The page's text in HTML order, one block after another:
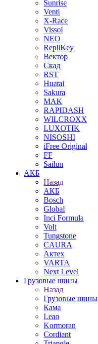
Sunrise
Venti
X-Race
Vissol
NEO
RepliKey
Вектор
Скад
RST
Huatai
Sakura
MAK
RAPIDASH
WILCROXX
LUXOTIK
NISOSHI
iFree Original
FF
Sailun
АКБ
Назад
АКБ
Bosch
Global
Inci Formula
Volt
Tungstone
CAURA
Актех
VARTA
Next Level
Грузовые шины
Назад
Грузовые шины
Кама
Leao
Kormoran
Cordiant